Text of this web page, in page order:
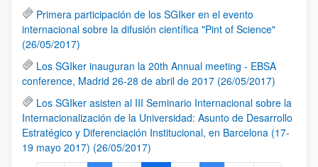
Primera participación de los SGIker en el evento
internacional sobre la difusión científica "Pint of Science"
(26/05/2017)
Los SGIker inauguran la 20th Annual meeting - EBSA
conference, Madrid 26-28 de abril de 2017 (26/05/2017)
Los SGIker asisten al III Seminario Internacional sobre la
Internacionalización de la Universidad: Asunto de Desarrollo
Estratégico y Diferenciación Institucional, en Barcelona (17-
19 mayo 2017) (26/05/2017)